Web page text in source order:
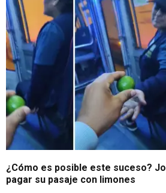
¿Cómo es posible este suceso?
pagar su pasaje con limones